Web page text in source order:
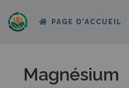
PAGE D’ACCUEIL
Magnésium